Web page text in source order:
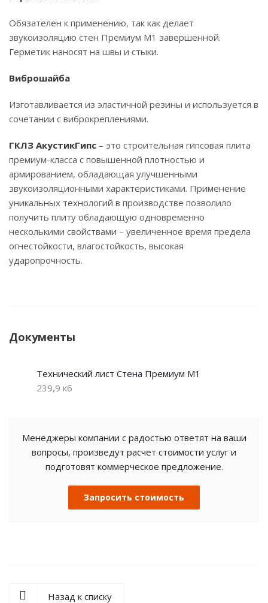
Обязателен к применению, так как делает
звукоизоляцию стен Премиум М1 завершенной.
Герметик наносят на швы и стыки.
Виброшайба
Изготавливается из эластичной резины и используется в
сочетании с виброкреплениями.
ГКЛЗ АкустикГипс – это строительная гипсовая плита
премиум-класса с повышенной плотностью и
армированием, обладающая улучшенными
звукоизоляционными характеристиками. Применение
уникальных технологий в производстве позволило
получить плиту обладающую одновременно
несколькими свойствами – увеличенное время предела
огнестойкости, влагостойкость, высокая
ударопрочность.
Документы
Технический лист Стена Премиум М1
239,9 кб
Менеджеры компании с радостью ответят на ваши
вопросы, произведут расчет стоимости услуг и
подготовят коммерческое предложение.
Запросить стоимость
Назад к списку